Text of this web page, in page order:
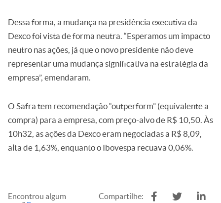
Dessa forma, a mudança na presidência executiva da
Dexco foi vista de forma neutra. “Esperamos um impacto
neutro nas ações, já que o novo presidente não deve
representar uma mudança significativa na estratégia da
empresa”, emendaram.
O Safra tem recomendação “outperform” (equivalente a
compra) para a empresa, com preço-alvo de R$ 10,50. Às
10h32, as ações da Dexco eram negociadas a R$ 8,09,
alta de 1,63%, enquanto o Ibovespa recuava 0,06%.
Encontrou algum
Compartilhe: